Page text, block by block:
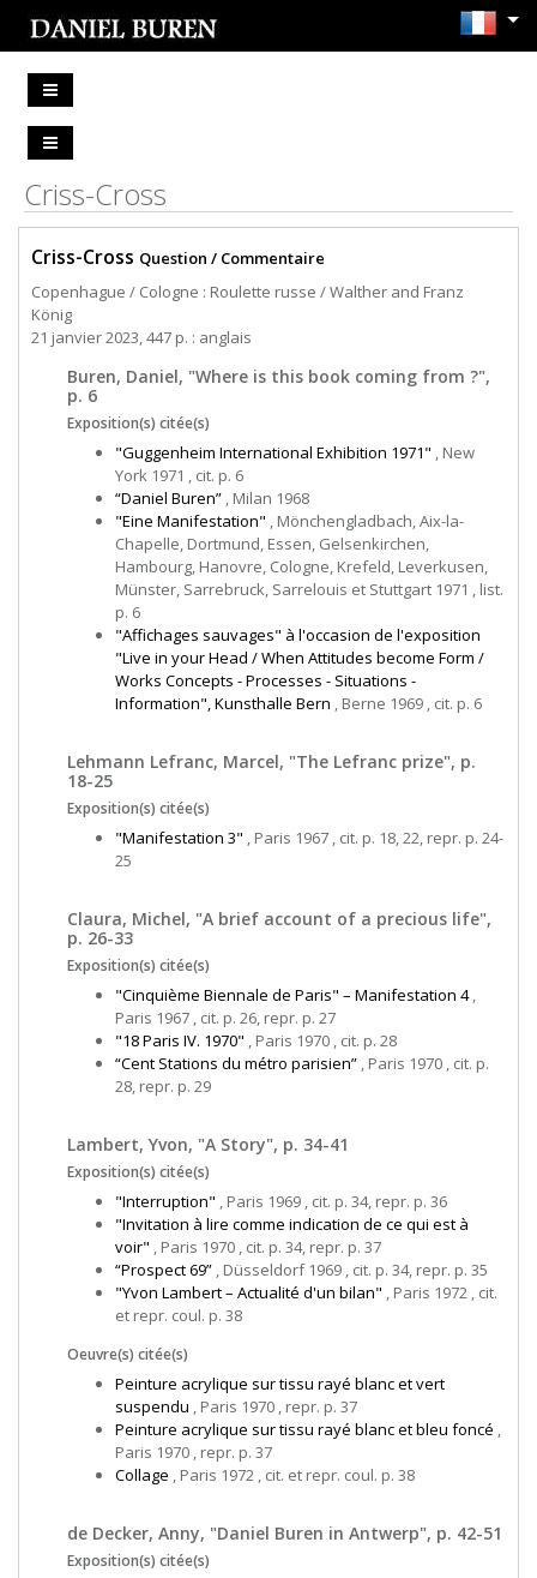
Criss-Cross
Criss-Cross Question / Commentaire
Copenhague / Cologne : Roulette russe / Walther and Franz
König
21 janvier 2023, 447 p. : anglais
Buren, Daniel, "Where is this book coming from ?",
p. 6
Exposition(s) citée(s)
"Guggenheim International Exhibition 1971" , New
York 1971 , cit. p. 6
“Daniel Buren” , Milan 1968
"Eine Manifestation" , Mönchengladbach, Aix-la-
Chapelle, Dortmund, Essen, Gelsenkirchen,
Hambourg, Hanovre, Cologne, Krefeld, Leverkusen,
Münster, Sarrebruck, Sarrelouis et Stuttgart 1971 , list.
p. 6
"Affichages sauvages" à l'occasion de l'exposition
"Live in your Head / When Attitudes become Form /
Works Concepts - Processes - Situations -
Information", Kunsthalle Bern , Berne 1969 , cit. p. 6
Lehmann Lefranc, Marcel, "The Lefranc prize", p.
18-25
Exposition(s) citée(s)
"Manifestation 3" , Paris 1967 , cit. p. 18, 22, repr. p. 24-
25
Claura, Michel, "A brief account of a precious life",
p. 26-33
Exposition(s) citée(s)
"Cinquième Biennale de Paris" – Manifestation 4,
Paris 1967 , cit. p. 26, repr. p. 27
"18 Paris IV. 1970" , Paris 1970 , cit. p. 28
“Cent Stations du métro parisien” , Paris 1970 , cit. p.
28, repr. p. 29
Lambert, Yvon, "A Story", p. 34-41
Exposition(s) citée(s)
"Interruption" , Paris 1969 , cit. p. 34, repr. p. 36
"Invitation à lire comme indication de ce qui est à
voir" , Paris 1970 , cit. p. 34, repr. p. 37
“Prospect 69” , Düsseldorf 1969 , cit. p. 34, repr. p. 35
"Yvon Lambert – Actualité d'un bilan" , Paris 1972 , cit.
et repr. coul. p. 38
Oeuvre(s) citée(s)
Peinture acrylique sur tissu rayé blanc et vert
suspendu , Paris 1970 , repr. p. 37
Peinture acrylique sur tissu rayé blanc et bleu foncé ,
Paris 1970 , repr. p. 37
Collage , Paris 1972 , cit. et repr. coul. p. 38
de Decker, Anny, "Daniel Buren in Antwerp", p. 42-51
Exposition(s) citée(s)